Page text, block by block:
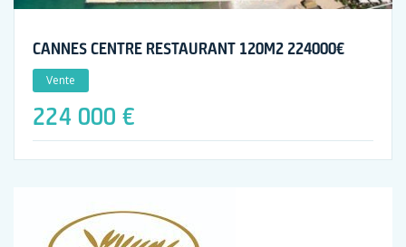
CANNES CENTRE RESTAURANT 120M2 224000€
Vente
224 000 €